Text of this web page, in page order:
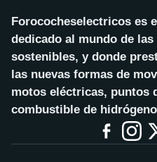
Forococheselectricos es
dedicado al mundo de
sostenibles, y donde
las nuevas formas de
motos eléctricas, puntos
combustible de